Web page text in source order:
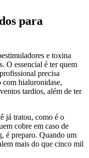
para
e toxina
O essencial é ter quem
precisa
com hialuronidase,
tardios, além de ter
já tratou, como é o
cobre em caso de
é preparo. Quando um
mais do que cinco mil